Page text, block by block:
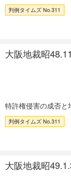
判例タイムズ No.311
大阪地裁昭
特許権侵害の成否と
判例タイムズ No.311
大阪地裁昭